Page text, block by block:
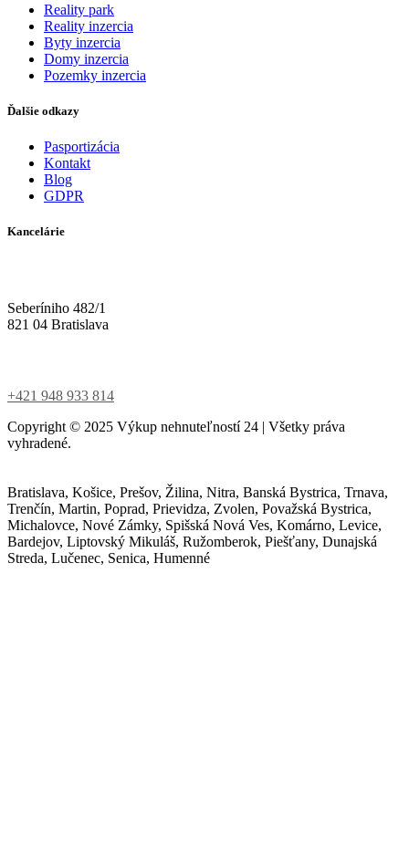
Reality park
Reality inzercia
Byty inzercia
Domy inzercia
Pozemky inzercia
Ďalšie odkazy
Pasportizácia
Kontakt
Blog
GDPR
Kancelárie
Seberíniho 482/1
821 04 Bratislava
+421 948 933 814
Copyright © 2025 Výkup nehnuteľností 24 | Všetky práva
vyhradené.
Bratislava, Košice, Prešov, Žilina, Nitra, Banská Bystrica, Trnava,
Trenčín, Martin, Poprad, Prievidza, Zvolen, Považská Bystrica,
Michalovce, Nové Zámky, Spišská Nová Ves, Komárno, Levice,
Bardejov, Liptovský Mikuláš, Ružomberok, Piešťany, Dunajská
Streda, Lučenec, Senica, Humenné